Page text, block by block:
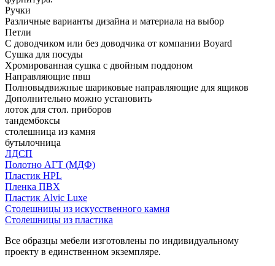
Ручки
Различные варианты дизайна и материала на выбор
Петли
С доводчиком или без доводчика от компании Boyard
Сушка для посуды
Хромированная сушка с двойным поддоном
Направляющие пвш
Полновыдвижные шариковые направляющие для ящиков
Дополнительно можно установить
лоток для стол. приборов
тандембоксы
столешница из камня
бутылочница
ЛДСП
Полотно АГТ (МДФ)
Пластик HPL
Пленка ПВХ
Пластик Alvic Luxe
Столешницы из искусственного камня
Столешницы из пластика
Все образцы мебели изготовлены по индивидуальному
проекту в единственном экземпляре.